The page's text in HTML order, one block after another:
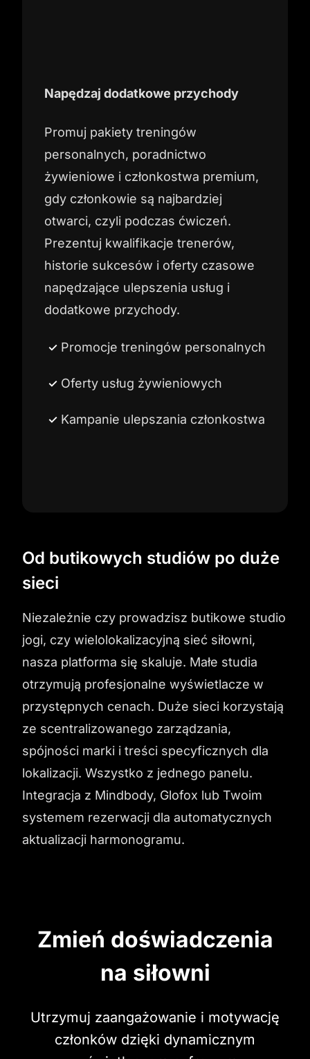
Napędzaj dodatkowe przychody
Promuj pakiety treningów
personalnych, poradnictwo
żywieniowe i członkostwa premium,
gdy członkowie są najbardziej
otwarci, czyli podczas ćwiczeń.
Prezentuj kwalifikacje trenerów,
historie sukcesów i oferty czasowe
napędzające ulepszenia usług i
dodatkowe przychody.
Promocje treningów personalnych
Oferty usług żywieniowych
Kampanie ulepszania członkostwa
Od butikowych studiów po duże
sieci
Niezależnie czy prowadzisz butikowe studio
jogi, czy wielolokalizacyjną sieć siłowni,
nasza platforma się skaluje. Małe studia
otrzymują profesjonalne wyświetlacze w
przystępnych cenach. Duże sieci korzystają
ze scentralizowanego zarządzania,
spójności marki i treści specyficznych dla
lokalizacji. Wszystko z jednego panelu.
Integracja z Mindbody, Glofox lub Twoim
systemem rezerwacji dla automatycznych
aktualizacji harmonogramu.
Zmień doświadczenia
na siłowni
Utrzymuj zaangażowanie i motywację
członków dzięki dynamicznym